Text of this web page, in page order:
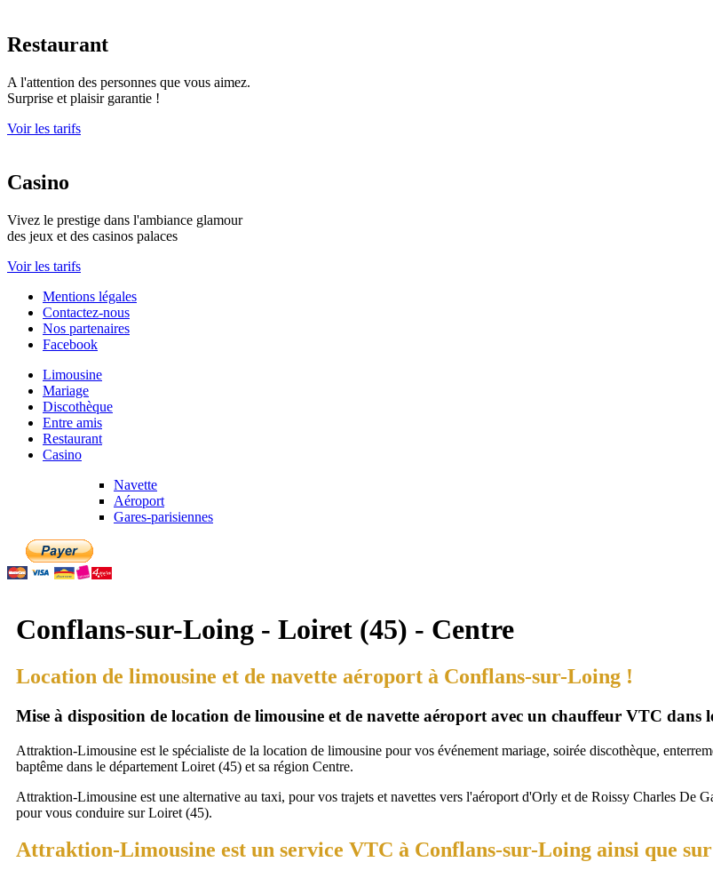
Restaurant
A l'attention des personnes que vous aimez.
Surprise et plaisir garantie !
Voir les tarifs
Casino
Vivez le prestige dans l'ambiance glamour
des jeux et des casinos palaces
Voir les tarifs
Mentions légales
Contactez-nous
Nos partenaires
Facebook
Limousine
Mariage
Discothèque
Entre amis
Restaurant
Casino
Navette
Aéroport
Gares-parisiennes
Conflans-sur-Loing - Loiret (45) - Centre
Location de limousine et de navette aéroport à Conflans-sur-Loing !
Mise à disposition de location de limousine et de navette aéroport avec un chauffeur VTC dans
Attraktion-Limousine est le spécialiste de la location de limousine pour vos événement mariage, soirée discothèque,
baptême dans le département Loiret (45) et sa région Centre.
Attraktion-Limousine est une alternative au taxi, pour vos trajets et navettes vers l'aéroport d'Orly et de Roissy Charles De
pour vous conduire sur Loiret (45).
Attraktion-Limousine est un service VTC à Conflans-sur-Loing ainsi que